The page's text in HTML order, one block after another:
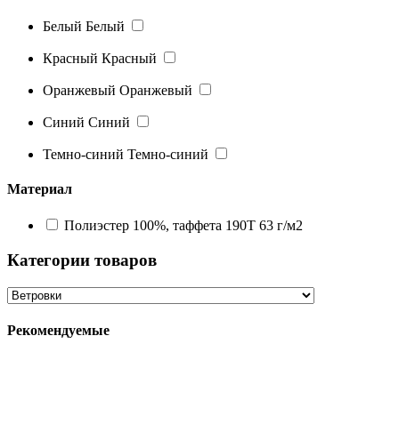
Белый Белый
Красный Красный
Оранжевый Оранжевый
Синий Синий
Темно-синий Темно-синий
Материал
Полиэстер 100%, таффета 190T 63 г/м2
Категории товаров
Рекомендуемые